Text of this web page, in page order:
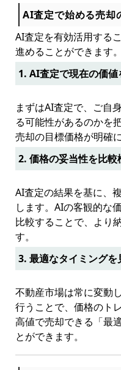
AI査定で始める売却
AI査定を有効活用する
進めることができます。
1. AI査定で現在の価値
まずはAI査定で、ご自
る可能性があるのかを
売却の目標価格が明確
2. 価格の妥当性を比較
AI査定の結果を基に、
します。AIの客観的な
比較することで、より
す。
3. 最適なタイミングを
不動産市場は常に変動
行うことで、価格のト
高値で売却できる「最
とができます。